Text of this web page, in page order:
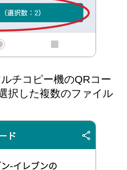
チコピー機のQRコー
択した複数のファイル